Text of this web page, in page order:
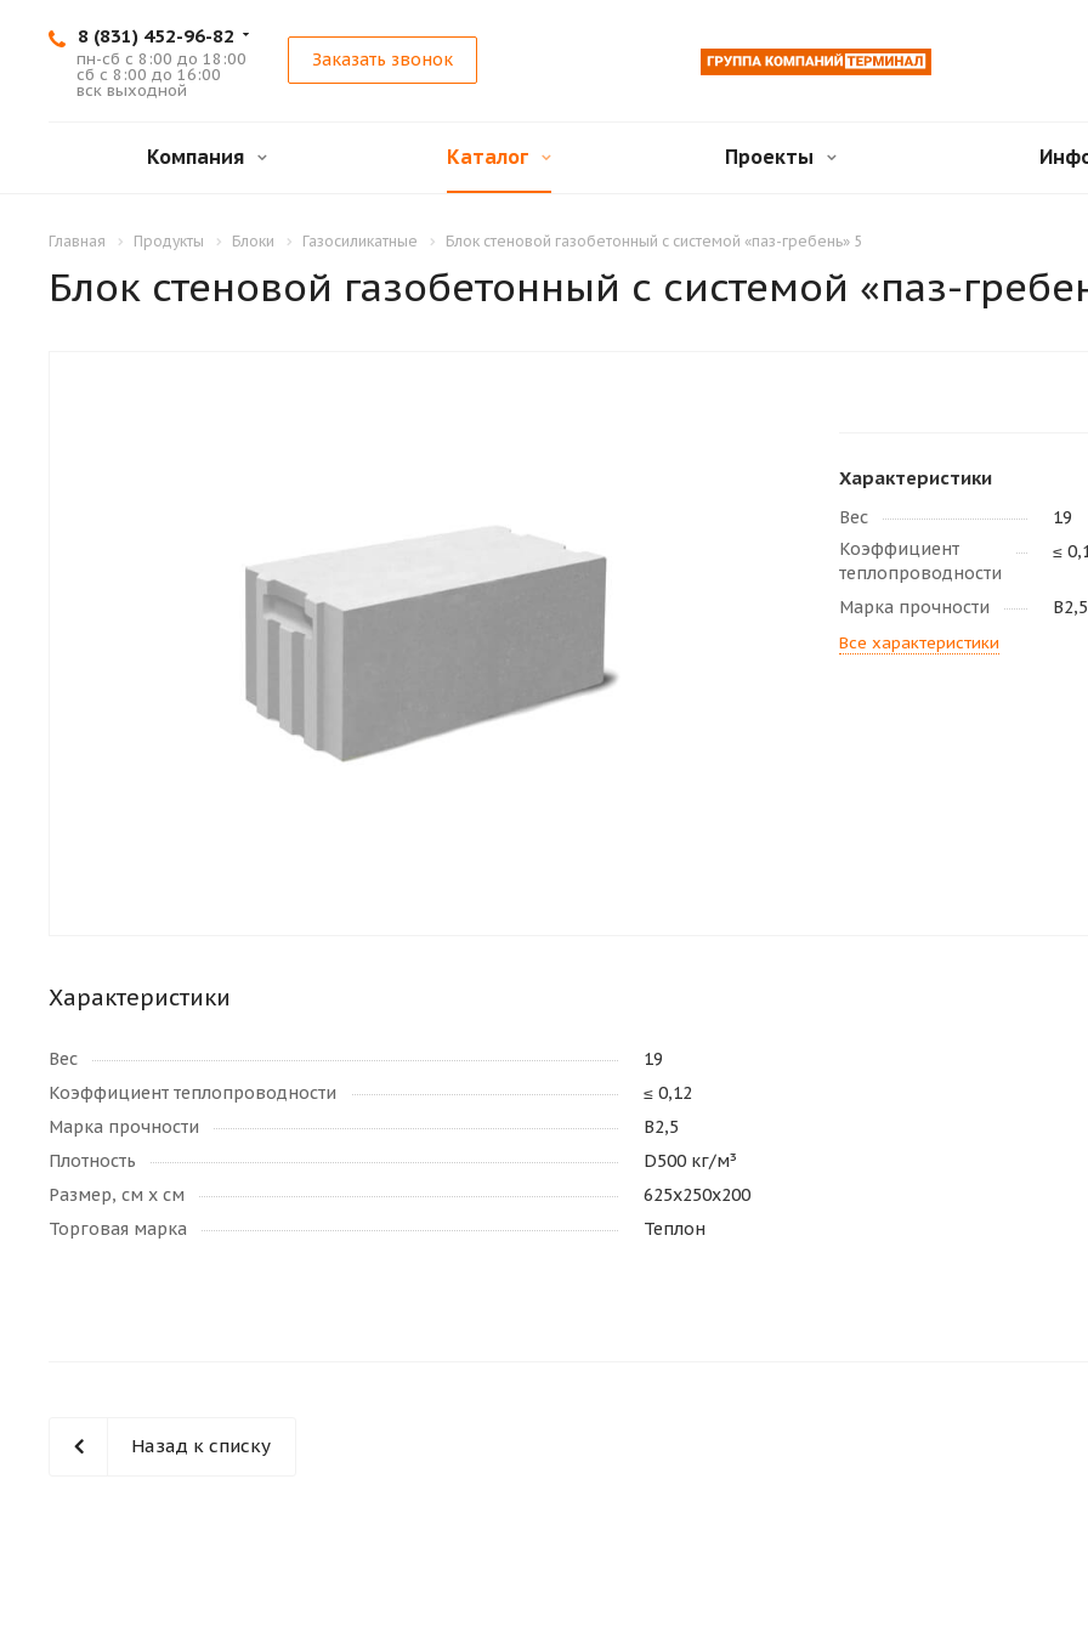
8 (831) 452-96-82
пн-сб с 8:00 до 18:00
сб с 8:00 до 16:00
вск выходной
Заказать звонок
Компания Каталог Проекты
Главная Продукты Блоки Газосиликатные Блок стеновой газобетонный с системой «паз-гребень» 5
Блок стеновой газобетонный с системой «паз-
Характеристики
Вес
19
Коэффициент
теплопроводности
≤
Марка прочности В2,5
Все характеристики
Характеристики
Вес
19
Коэффициент теплопроводности
≤ 0,12
Марка прочности
В2,5
Плотность
D500 кг/м³
Размер, см х см
625х250х200
Торговая марка
Теплон
Назад к списку